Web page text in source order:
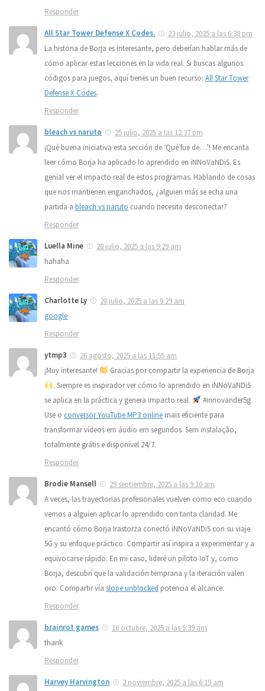
Responder
All Star Tower Defense X Codes.
23 julio, 2025 a las 6:38 pm
La historia de Borja es interesante, pero deberían hablar más de
cómo aplicar estas lecciones en la vida real. Si buscas algunos
códigos para juegos, aquí tienes un buen recurso: All Star Tower
Defense X Codes.
Responder
bleach vs naruto
25 julio, 2025 a las 12:37 pm
¡Qué buena iniciativa esta sección de ‘Qué fue de…’! Me encanta
leer cómo Borja ha aplicado lo aprendido en iNNoVaNDiS. Es
genial ver el impacto real de estos programas. Hablando de cosas
que nos mantienen enganchados, ¿alguien más se echa una
partida a bleach vs naruto cuando necesita desconectar?
Responder
Luella Mine
28 julio, 2025 a las 9:29 am
hahaha
Responder
Charlotte Ly
28 julio, 2025 a las 9:29 am
google
Responder
ytmp3
26 agosto, 2025 a las 11:55 am
¡Muy interesante!
Gracias por compartir la experiencia de Borja
. Siempre es inspirador ver cómo lo aprendido en iNNoVaNDiS
se aplica en la práctica y genera impacto real.
#innovander5g
Use o conversor YouTube MP3 online mais eficiente para
transformar vídeos em áudio em segundos. Sem instalação,
totalmente grátis e disponível 24/7.
Responder
Brodie Mansell
29 septiembre, 2025 a las 9:10 am
A veces, las trayectorias profesionales vuelven como eco cuando
vemos a alguien aplicar lo aprendido con tanta claridad. Me
encantó cómo Borja Irastorza conectó iNNoVaNDiS con su viaje
5G y su enfoque práctico. Compartir así inspira a experimentar y a
equivocarse rápido. En mi caso, lideré un piloto IoT y, como
Borja, descubrí que la validación temprana y la iteración valen
oro. Compartir vía slope unblocked potencia el alcance.
Responder
brainrot games
16 octubre, 2025 a las 5:39 am
thank
Responder
Harvey Harvington
2 noviembre, 2025 a las 6:19 am